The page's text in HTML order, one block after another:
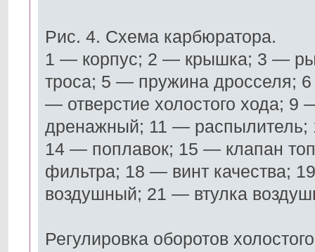
Рис. 4. Схема карбюратора.
1 — корпус; 2 — крышка; 3 —
троса; 5 — пружина дросселя;
— отверстие холостого хода;
дренажный; 11 —
14 — поплавок; 15 — клапан
фильтра; 18 — винт качества;
воздушный; 21 — втулка
Регулировка оборотов